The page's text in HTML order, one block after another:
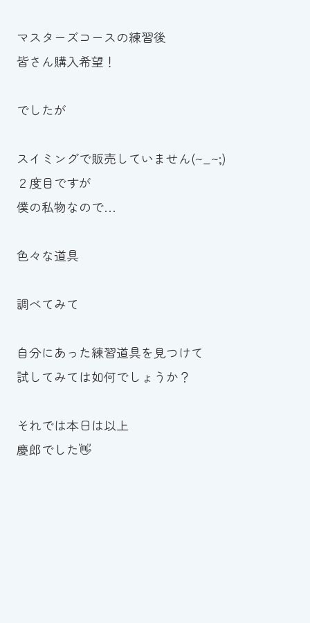
マスターズコースの練習後
皆さん購入希望！
でしたが
スイミングで販売していません(~_~;)
２度目ですが
僕の私物なので…
色々な道具
調べてみて
自分にあった練習道具を見つけて
試してみては如何でしょうか？
それでは本日は以上
慶郎でした👋